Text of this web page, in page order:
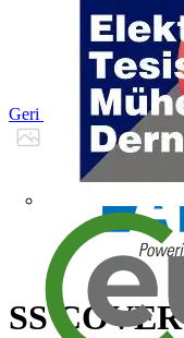
Geri dön Ürünler
SS